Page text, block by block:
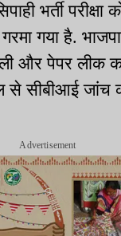
भर्ती परीक्षा
गया है.
और पेपर लीक
से सीबीआई जांच
Advertisement